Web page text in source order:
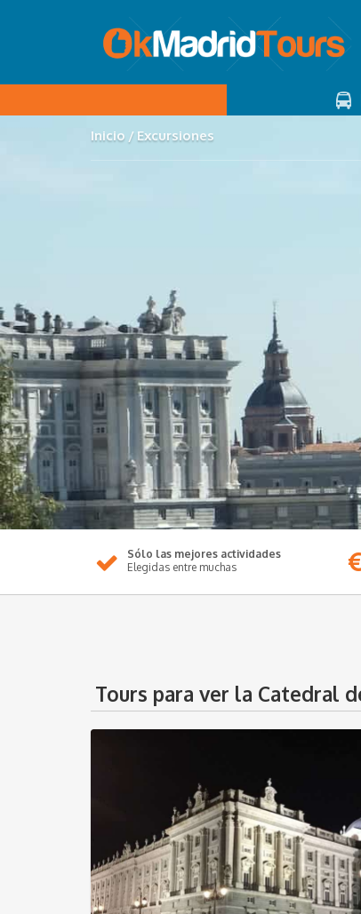
Inicio Excursiones
Sólo las mejores actividades
Elegidas entre muchas
Tours para ver la Catedral